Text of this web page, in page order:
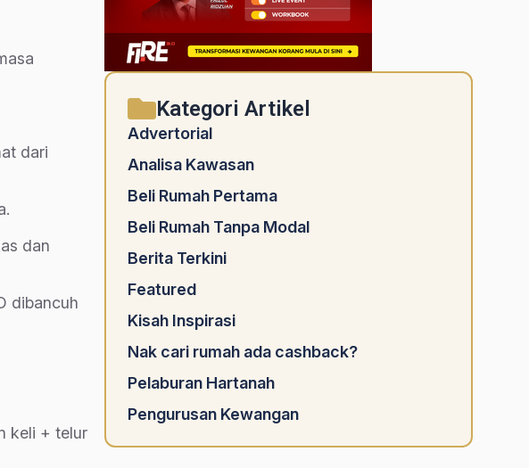
dari
dan
dibancuh
keli + telur
Kategori Artikel
Advertorial
Analisa Kawasan
Beli Rumah Pertama
Beli Rumah Tanpa Modal
Berita Terkini
Featured
Kisah Inspirasi
Nak cari rumah ada cashback?
Pelaburan Hartanah
Pengurusan Kewangan